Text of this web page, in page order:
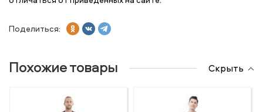
Поделиться:
Похожие товары Скрыть